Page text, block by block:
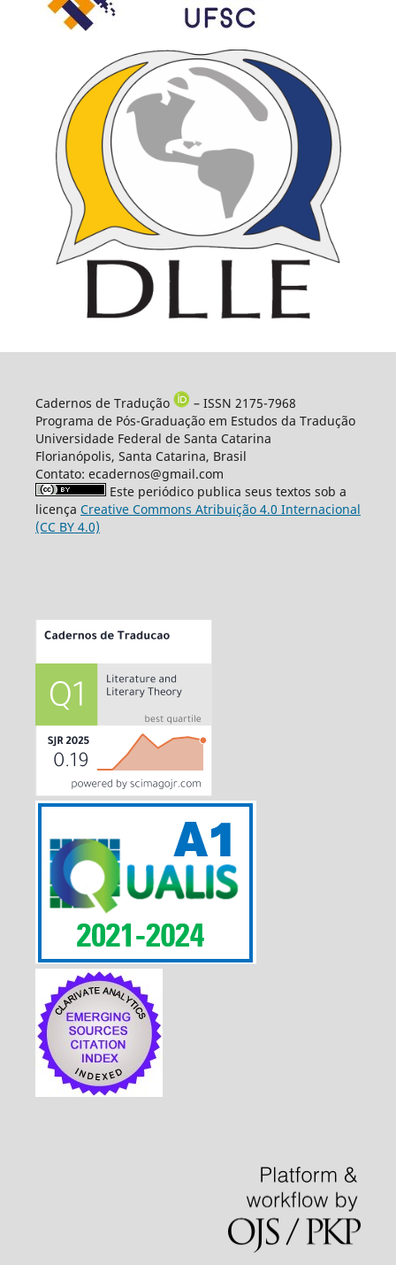
Cadernos de Tradução
– ISSN 2175-7968
Programa de Pós-Graduação em Estudos da Tradução
Universidade Federal de Santa Catarina
Florianópolis, Santa Catarina, Brasil
Contato: ecadernos@gmail.com
Este periódico publica seus textos sob a
licença Creative Commons Atribuição 4.0 Internacional
(CC BY 4.0)